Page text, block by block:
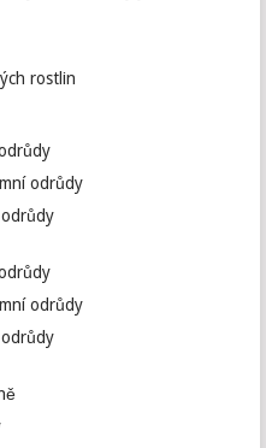
rostlin
odrůdy
odrůdy